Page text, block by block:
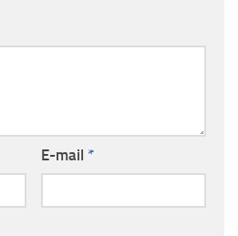
E-mail *